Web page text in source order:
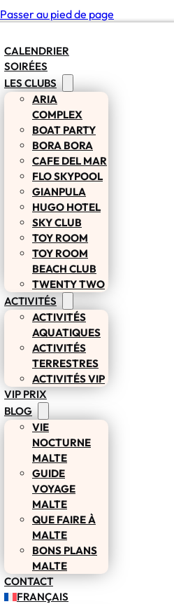
Passer au pied de page
CALENDRIER
SOIRÉES
LES CLUBS
ARIA
COMPLEX
BOAT PARTY
BORA BORA
CAFE DEL MAR
FLO SKYPOOL
GIANPULA
HUGO HOTEL
SKY CLUB
TOY ROOM
TOY ROOM
BEACH CLUB
TWENTY TWO
ACTIVITÉS
ACTIVITÉS
AQUATIQUES
ACTIVITÉS
TERRESTRES
ACTIVITÉS VIP
VIP PRIX
BLOG
VIE
NOCTURNE
MALTE
GUIDE
VOYAGE
MALTE
QUE FAIRE À
MALTE
BONS PLANS
MALTE
CONTACT
FRANÇAIS